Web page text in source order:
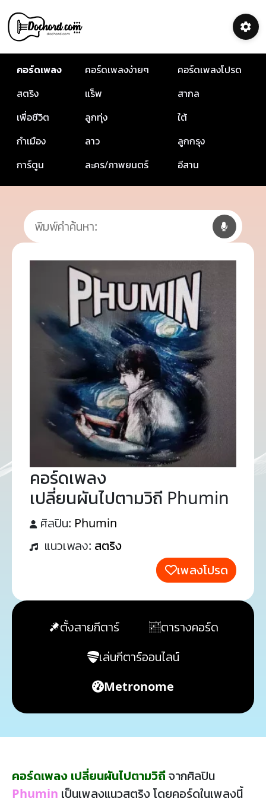
คอร์ดเพลง คอร์ดเพลงง่ายๆ
คอร์ดเพลงโปรด
สตริง
แร็พ
สากล
เพื่อชีวิต
ลูกทุ่ง
ใต้
กำเมือง
ลาว
ลูกกรุง
การ์ตูน
ละคร/ภาพยนตร์ อีสาน
คอร์ดเพลง
เปลี่ยนผันไปตามวิถี Phumin
ศิลปิน: Phumin
แนวเพลง: สตริง
เพลงโปรด
ตั้งสายกีตาร์
ตารางคอร์ด
เล่นกีตาร์ออนไลน์
Metronome
คอร์ดเพลง เปลี่ยนผันไปตามวิถีจากศิลปิน
Phumin เป็นเพลงแนวสตริง โดยคอร์ดในเพลงนี้